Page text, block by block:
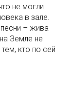
не могли
в зале.
– жива
Земле не
кто по сей